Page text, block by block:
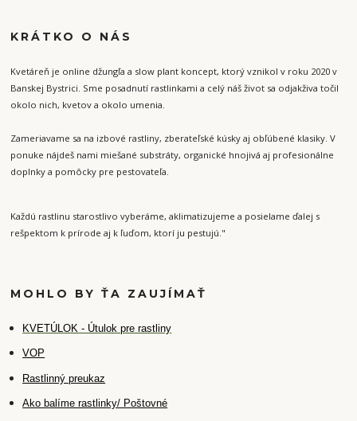
KRÁTKO O NÁS
Kvetáreň je online džungľa a slow plant koncept, ktorý vznikol v roku 2020 v
Banskej Bystrici. Sme posadnutí rastlinkami a celý náš život sa odjakživa točil
okolo nich, kvetov a okolo umenia.
Zameriavame sa na izbové rastliny, zberateľské kúsky aj obľúbené klasiky. V
ponuke nájdeš nami miešané substráty, organické hnojivá aj profesionálne
doplnky a pomôcky pre pestovateľa.
Každú rastlinu starostlivo vyberáme, aklimatizujeme a posielame ďalej s
rešpektom k prírode aj k ľuďom, ktorí ju pestujú."
MOHLO BY ŤA ZAUJÍMAŤ
KVETÚLOK - Útulok pre rastliny
VOP
Rastlinný preukaz
Ako balíme rastlinky/ Poštovné